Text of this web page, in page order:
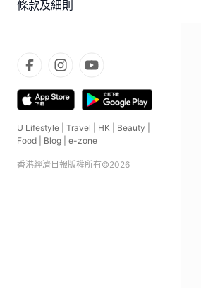
條款及細則
U Lifestyle Travel HK Beauty
Food
Blog e-zone
香港經濟日報版權所有©2026